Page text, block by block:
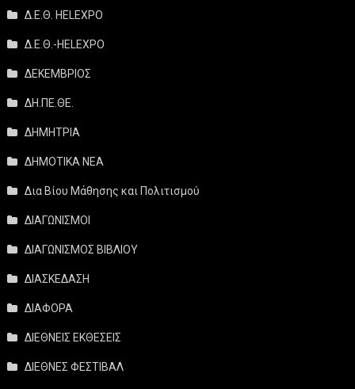
Δ.Ε.Θ. HELEXPO
Δ.Ε.Θ.-HELEXPO
ΔΕΚΕΜΒΡΙΟΣ
ΔΗ.ΠΕ.ΘΕ.
ΔΗΜΗΤΡΙΑ
ΔΗΜΟΤΙΚΑ ΝΕΑ
Δια Βίου Μάθησης και Πολιτισμού
ΔΙΑΓΩΝΙΣΜΟΙ
ΔΙΑΓΩΝΙΣΜΟΣ ΒΙΒΛΙΟΥ
ΔΙΑΣΚΕΔΑΣΗ
ΔΙΑΦΟΡΑ
ΔΙΕΘΝΕΙΣ ΕΚΘΕΣΕΙΣ
ΔΙΕΘΝΕΣ ΦΕΣΤΙΒΑΛ